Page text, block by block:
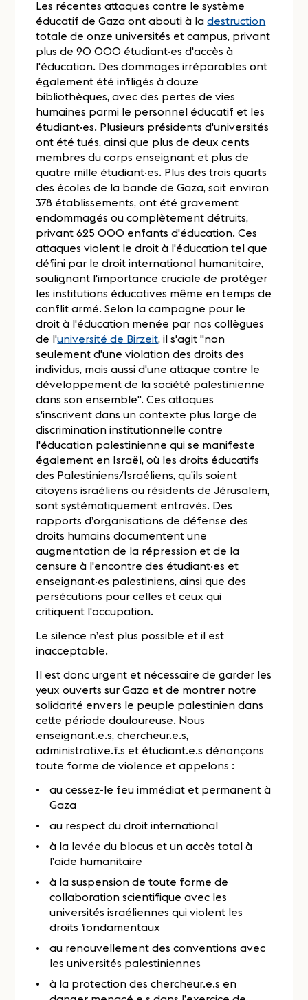
Les récentes attaques contre le système
éducatif de Gaza ont abouti à ladestruction
totale de onze universités et campus, privant
plus de 90 000 étudiant·es d'accès à
l'éducation. Des dommages irréparables ont
également été infligés à douze
bibliothèques, avec des pertes de vies
humaines parmi le personnel éducatif et les
étudiant·es. Plusieurs présidents d'universités
ont été tués, ainsi que plus de deux cents
membres du corps enseignant et plus de
quatre mille étudiant·es. Plus des trois quarts
des écoles de la bande de Gaza, soit environ
378 établissements, ont été gravement
endommagés ou complètement détruits,
privant 625 000 enfants d'éducation. Ces
attaques violent le droit à l'éducation tel que
défini par le droit international humanitaire,
soulignant l'importance cruciale de protéger
les institutions éducatives même en temps de
conflit armé. Selon la campagne pour le
droit à l'éducation menée par nos collègues
de l'université de Birzeit, il s'agit "non
seulement d'une violation des droits des
individus, mais aussi d'une attaque contre le
développement de la société palestinienne
dans son ensemble". Ces attaques
s'inscrivent dans un contexte plus large de
discrimination institutionnelle contre
l'éducation palestinienne qui se manifeste
également en Israël, où les droits éducatifs
des Palestiniens/Israéliens, qu’ils soient
citoyens israéliens ou résidents de Jérusalem,
sont systématiquement entravés. Des
rapports d’organisations de défense des
droits humains documentent une
augmentation de la répression et de la
censure à l'encontre des étudiant·es et
enseignant·es palestiniens, ainsi que des
persécutions pour celles et ceux qui
critiquent l'occupation.
Le silence n’est plus possible et il est
inacceptable.
Il est donc urgent et nécessaire de garder les
yeux ouverts sur Gaza et de montrer notre
solidarité envers le peuple palestinien dans
cette période douloureuse. Nous
enseignant.e.s, chercheur.e.s,
administrati.ve.f.s et étudiant.e.s dénonçons
toute forme de violence et appelons :
au cessez-le feu immédiat et permanent à
Gaza
au respect du droit international
à la levée du blocus et un accès total à
l’aide humanitaire
à la suspension de toute forme de
collaboration scientifique avec les
universités israéliennes qui violent les
droits fondamentaux
au renouvellement des conventions avec
les universités palestiniennes
à la protection des chercheur.e.s en